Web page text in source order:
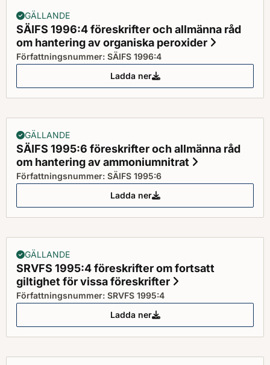
GÄLLANDE
SÄIFS 1996:4 föreskrifter och allmänna råd
om hantering av organiska peroxider
Författningsnummer: SÄIFS 1996:4
Ladda ner
SÄIFS 1996:4 föreskrifter och
GÄLLANDE
SÄIFS 1995:6 föreskrifter och allmänna råd
om hantering av ammoniumnitrat
Författningsnummer: SÄIFS 1995:6
Ladda ner
SÄIFS 1995:6 föreskrifter och
GÄLLANDE
SRVFS 1995:4 föreskrifter om fortsatt
giltighet för vissa föreskrifter
Författningsnummer: SRVFS 1995:4
Ladda ner
SRVFS 1995:4 föreskrifter om